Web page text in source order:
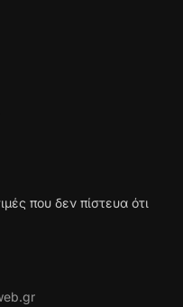
που δεν πίστευα ότι